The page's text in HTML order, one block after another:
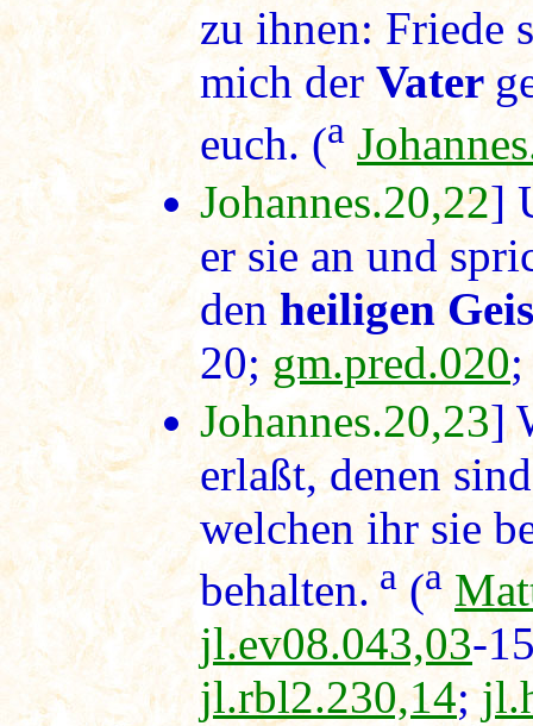
zu ihnen: Friede
mich der Vater
euch. (a
Johannes.20,22]
er sie an und
denheiligen
20;gm.pred.020
Johannes.20,23]
erlaßt, denen
welchen ihr sie
behalten.a(a
jl.ev08.043,03-
jl.rbl2.230,14;